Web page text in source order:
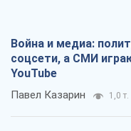
Война и медиа:
соцсети, а СМИ
YouTube
Павел Казарин 1,0 т.